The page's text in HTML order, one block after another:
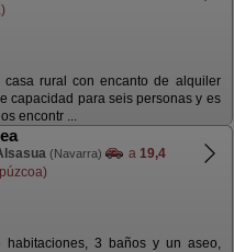
casa rural con encanto de alquiler
capacidad para seis personas y es
encontr ...
(Navarra) a 19,4
habitaciones, 3 baños y un aseo,